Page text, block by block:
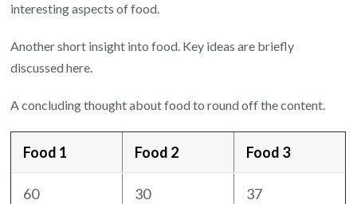
interesting aspects of food.
Another short insight into food. Key ideas are briefly
discussed here.
A concluding thought about food to round off the content.
Food 1 Food 2 Food 3
60 30 37